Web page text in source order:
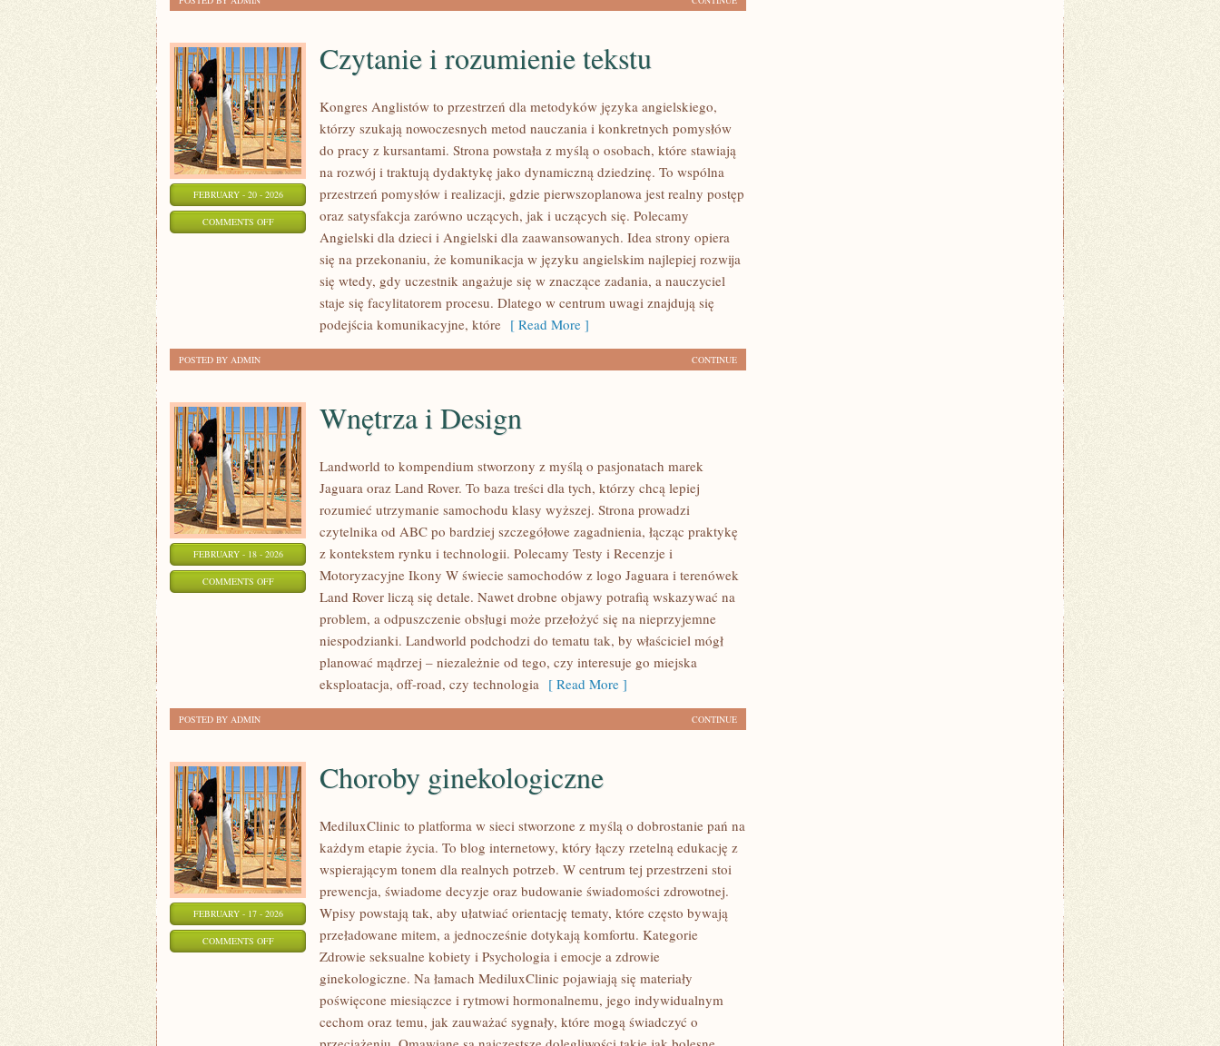
FEBRUARY - 20 - 2026
COMMENTS OFFON
ROZUMIENIE
Czytanie i rozumienie tekstu
Kongres Anglistów to przestrzeń dla metodyków języka angielskiego,
którzy szukają nowoczesnych metod nauczania i konkretnych pomysłów
do pracy z kursantami. Strona powstała z myślą o osobach, które stawiają
na rozwój i traktują dydaktykę jako dynamiczną dziedzinę. To wspólna
przestrzeń pomysłów i realizacji, gdzie pierwszoplanowa jest realny postęp
oraz satysfakcja zarówno uczących, jak i uczących się. Polecamy
Angielski dla dzieci i Angielski dla zaawansowanych. Idea strony opiera
się na przekonaniu, że komunikacja w języku angielskim najlepiej rozwija
się wtedy, gdy uczestnik angażuje się w znaczące zadania, a nauczyciel
staje się facylitatorem procesu. Dlatego w centrum uwagi znajdują się
podejścia komunikacyjne, które [ Read More ]
CONTINUE
POSTED BY ADMIN
FEBRUARY - 18 - 2026
COMMENTS OFFON
Wnętrza i Design
Landworld to kompendium stworzony z myślą o pasjonatach marek
Jaguara oraz Land Rover. To baza treści dla tych, którzy chcą lepiej
rozumieć utrzymanie samochodu klasy wyższej. Strona prowadzi
czytelnika od ABC po bardziej szczegółowe zagadnienia, łącząc praktykę
z kontekstem rynku i technologii. Polecamy Testy i Recenzje i
Motoryzacyjne Ikony W świecie samochodów z logo Jaguara i terenówek
Land Rover liczą się detale. Nawet drobne objawy potrafią wskazywać na
problem, a odpuszczenie obsługi może przełożyć się na nieprzyjemne
niespodzianki. Landworld podchodzi do tematu tak, by właściciel mógł
planować mądrzej – niezależnie od tego, czy interesuje go miejska
eksploatacja, off-road, czy technologia [ Read More ]
CONTINUE
POSTED BY ADMIN
FEBRUARY - 17 - 2026
COMMENTS OFFON
GINEKOLOGICZNE
Choroby ginekologiczne
MediluxClinic to platforma w sieci stworzone z myślą o dobrostanie pań na
każdym etapie życia. To blog internetowy, który łączy rzetelną edukację z
wspierającym tonem dla realnych potrzeb. W centrum tej przestrzeni stoi
prewencja, świadome decyzje oraz budowanie świadomości zdrowotnej.
Wpisy powstają tak, aby ułatwiać orientację tematy, które często bywają
przeładowane mitem, a jednocześnie dotykają komfortu. Kategorie
Zdrowie seksualne kobiety i Psychologia i emocje a zdrowie
ginekologiczne. Na łamach MediluxClinic pojawiają się materiały
poświęcone miesiączce i rytmowi hormonalnemu, jego indywidualnym
cechom oraz temu, jak zauważać sygnały, które mogą świadczyć o